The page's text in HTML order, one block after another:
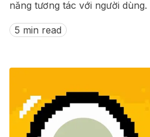
năng tương tác với người
biệt? ?
5 min read